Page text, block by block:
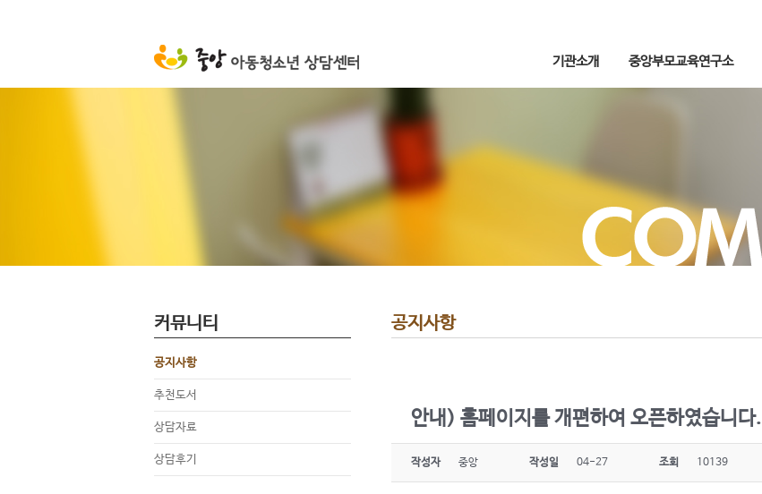
기관소개 중앙부모교육연구소
커뮤니티
공지사항
추천도서
상담자료
상담후기
공지사항
안내) 홈페이지를 개편하여 오픈하였습니다.
작성자 중앙 작성일 04-27 조회 10139